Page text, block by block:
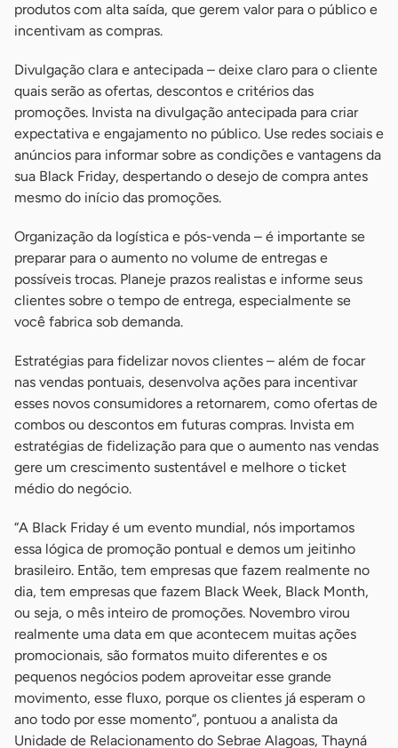
produtos com alta saída, que gerem valor para o público e
incentivam as compras.
Divulgação clara e antecipada – deixe claro para o cliente
quais serão as ofertas, descontos e critérios das
promoções. Invista na divulgação antecipada para criar
expectativa e engajamento no público. Use redes sociais e
anúncios para informar sobre as condições e vantagens da
sua Black Friday, despertando o desejo de compra antes
mesmo do início das promoções.
Organização da logística e pós-venda – é importante se
preparar para o aumento no volume de entregas e
possíveis trocas. Planeje prazos realistas e informe seus
clientes sobre o tempo de entrega, especialmente se
você fabrica sob demanda.
Estratégias para fidelizar novos clientes – além de focar
nas vendas pontuais, desenvolva ações para incentivar
esses novos consumidores a retornarem, como ofertas de
combos ou descontos em futuras compras. Invista em
estratégias de fidelização para que o aumento nas vendas
gere um crescimento sustentável e melhore o ticket
médio do negócio.
“A Black Friday é um evento mundial, nós importamos
essa lógica de promoção pontual e demos um jeitinho
brasileiro. Então, tem empresas que fazem realmente no
dia, tem empresas que fazem Black Week, Black Month,
ou seja, o mês inteiro de promoções. Novembro virou
realmente uma data em que acontecem muitas ações
promocionais, são formatos muito diferentes e os
pequenos negócios podem aproveitar esse grande
movimento, esse fluxo, porque os clientes já esperam o
ano todo por esse momento”, pontuou a analista da
Unidade de Relacionamento do Sebrae Alagoas, Thayná